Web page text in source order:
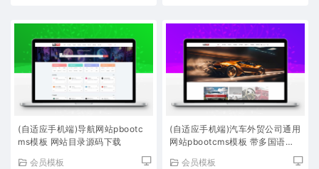
(自适应手机端)导航网站pbootc
ms模板 网站目录源码下载
会员模板
(自适应手机端)汽车外贸公司通用
网站pbootcms模板 带多国语言
会员模板